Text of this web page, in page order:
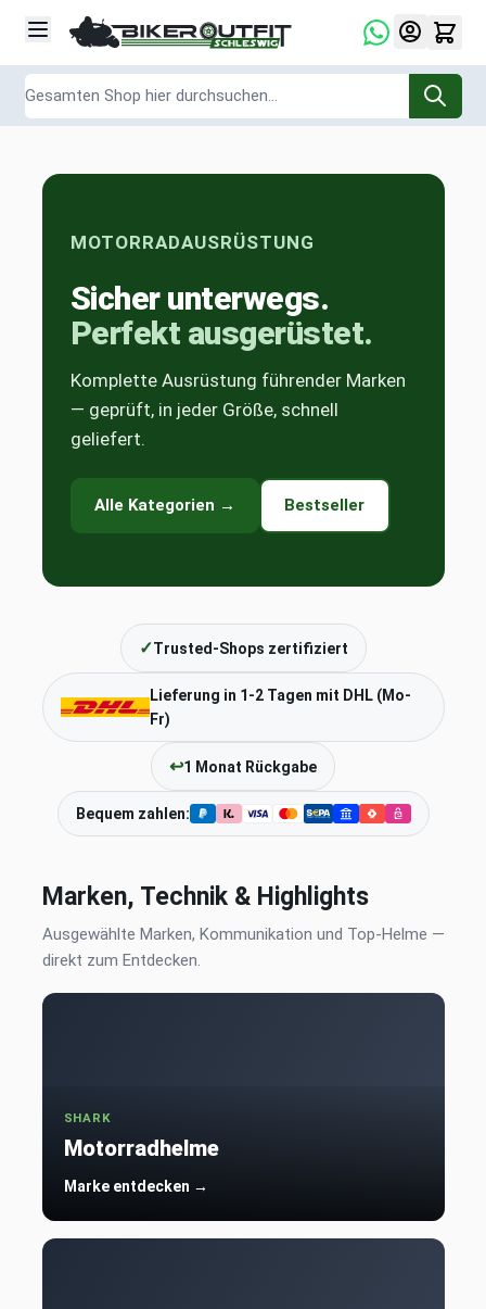
MOTORRADAUSRÜSTUNG
Sicher unterwegs.
Perfekt ausgerüstet.
Komplette Ausrüstung führender Marken
— geprüft, in jeder Größe, schnell
geliefert.
Alle Kategorien → Bestseller
✓Trusted-Shops zertifiziert
Lieferung in 1-2 Tagen mit DHL (Mo-
Fr)
↩1 Monat Rückgabe
Bequem zahlen:
Marken, Technik & Highlights
Ausgewählte Marken, Kommunikation und Top-Helme —
direkt zum Entdecken.
SHARK
Motorradhelme
Marke entdecken →